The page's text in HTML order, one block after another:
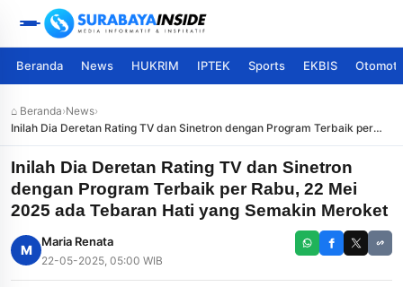
Beranda News HUKRIM IPTEK Sports EKBIS
⌂ Beranda›News›
Inilah Dia Deretan Rating TV dan Sinetron dengan Program Terbaik per
Rabu, 22 Mei 2025 ada Tebaran Hati yang Semakin Meroket
Inilah Dia Deretan Rating TV dan Sinetron
dengan Program Terbaik per Rabu, 22 Mei
2025 ada Tebaran Hati yang Semakin Meroket
M
Maria Renata
22-05-2025, 05:00 WIB